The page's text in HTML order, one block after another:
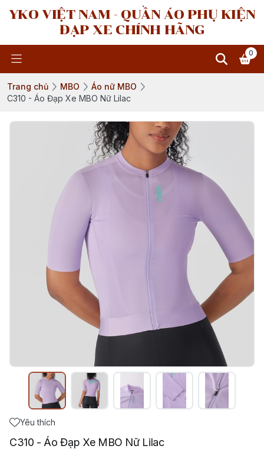
YKO VIỆT NAM - QUẦN ÁO PHỤ KIỆN
ĐẠP XE CHÍNH HÃNG
0
Trang chủ MBO
Áo nữ MBO
C310 - Áo Đạp Xe MBO Nữ Lilac
Yêu thích
C310 - Áo Đạp Xe MBO Nữ Lilac